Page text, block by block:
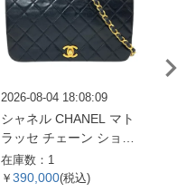
2026-08-04 18:08:09
シャネル CHANEL マト
ラッセ チェーン ショル
ダーバッグ ラムスキン
ブラック ゴールド金具
在庫数：1
￥ 390,000(税込)